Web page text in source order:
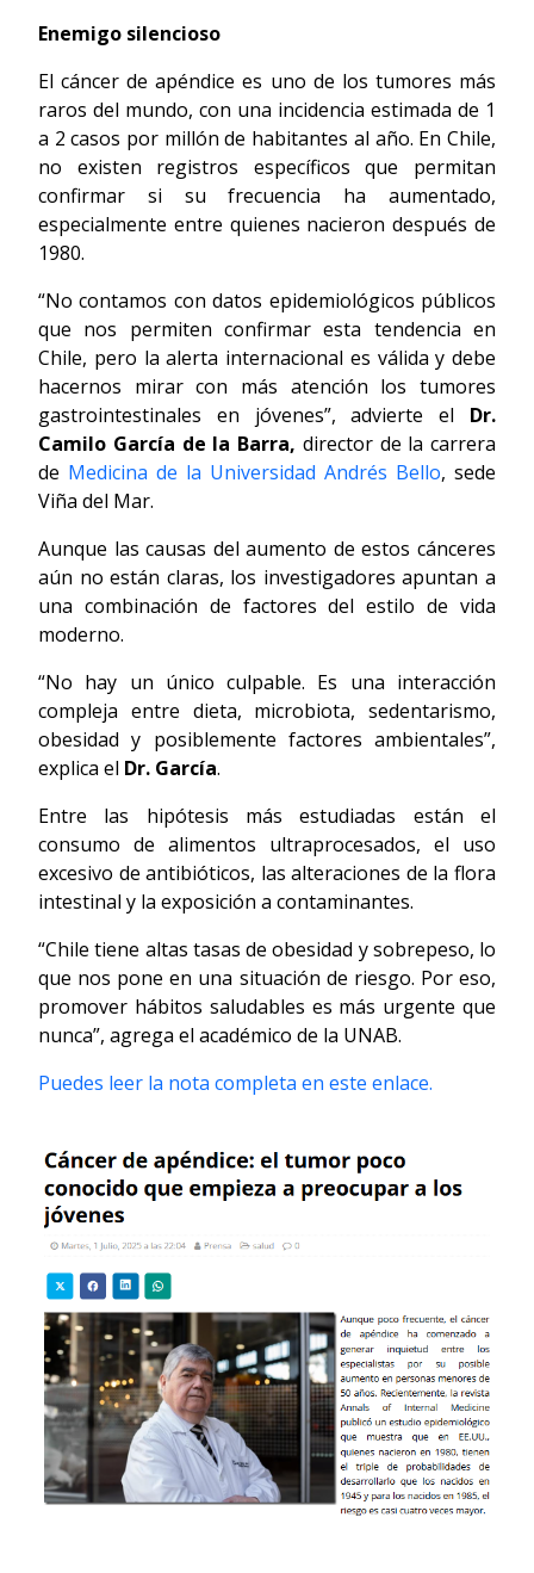
Enemigo silencioso
El cáncer de apéndice es uno de los tumores más
raros del mundo, con una incidencia estimada de 1
a 2 casos por millón de habitantes al año. En Chile,
no existen registros específicos que permitan
confirmar si su frecuencia ha aumentado,
especialmente entre quienes nacieron después de
1980.
“No contamos con datos epidemiológicos públicos
que nos permiten confirmar esta tendencia en
Chile, pero la alerta internacional es válida y debe
hacernos mirar con más atención los tumores
gastrointestinales en jóvenes”, advierte el Dr.
Camilo García de la Barra, director de la carrera
de Medicina de la Universidad Andrés Bello, sede
Viña del Mar.
Aunque las causas del aumento de estos cánceres
aún no están claras, los investigadores apuntan a
una combinación de factores del estilo de vida
moderno.
“No hay un único culpable. Es una interacción
compleja entre dieta, microbiota, sedentarismo,
obesidad y posiblemente factores ambientales”,
explica el Dr. García.
Entre las hipótesis más estudiadas están el
consumo de alimentos ultraprocesados, el uso
excesivo de antibióticos, las alteraciones de la flora
intestinal y la exposición a contaminantes.
“Chile tiene altas tasas de obesidad y sobrepeso, lo
que nos pone en una situación de riesgo. Por eso,
promover hábitos saludables es más urgente que
nunca”, agrega el académico de la UNAB.
Puedes leer la nota completa en este enlace.